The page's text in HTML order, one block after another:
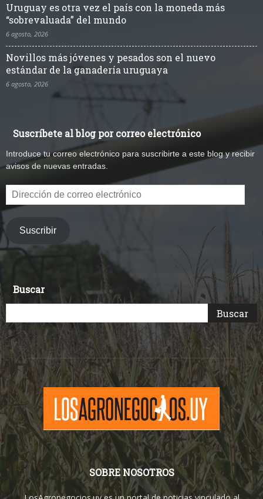
Uruguay es otra vez el país con la moneda más
“sobrevaluada” del mundo
6 agosto, 2026
Novillos más jóvenes y pesados son el nuevo
estándar de la ganadería uruguaya
6 agosto, 2026
Suscríbete al blog por correo electrónico
Introduce tu correo electrónico para suscribirte a este blog y recibir
avisos de nuevas entradas.
Dirección
de
electrónico
Suscribir
Buscar
SOBRE NOSOTROS